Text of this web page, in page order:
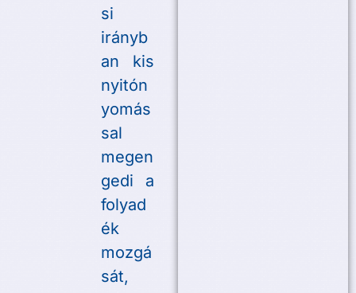
si
irányb
an kis
nyitón
yomás
sal
megen
gedi a
folyad
ék
mozgá
sát,